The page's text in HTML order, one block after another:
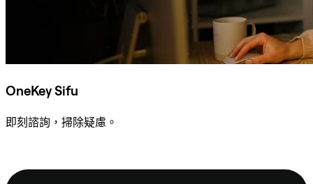
OneKey Sifu
即刻諮詢，掃除疑慮。